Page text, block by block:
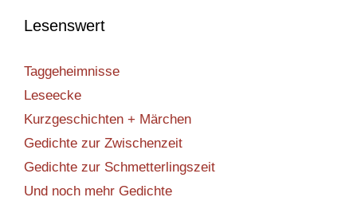
Lesenswert
Taggeheimnisse
Leseecke
Kurzgeschichten + Märchen
Gedichte zur Zwischenzeit
Gedichte zur Schmetterlingszeit
Und noch mehr Gedichte